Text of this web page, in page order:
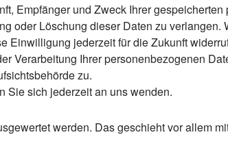
Empfänger und Zweck Ihrer
oder Löschung dieser Daten zu verlangen.
jederzeit für die Zukunft
Verarbeitung Ihrer personenbezogenen
zu.
Sie sich jederzeit an uns wenden.
werden. Das geschieht vor allem